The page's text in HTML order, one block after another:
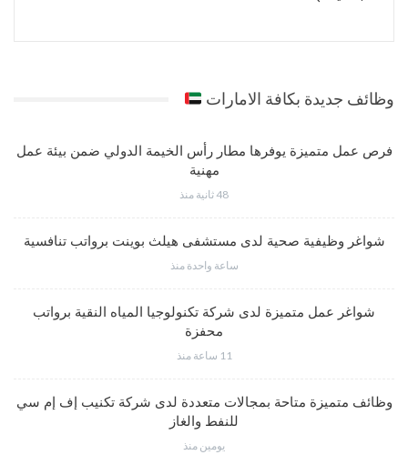
وظائف جديدة بكافة الامارات
فرص عمل متميزة يوفرها مطار رأس الخيمة الدولي ضمن بيئة عمل
مهنية
48 ثانية منذ
شواغر وظيفية صحية لدى مستشفى هيلث بوينت برواتب تنافسية
ساعة واحدة منذ
شواغر عمل متميزة لدى شركة تكنولوجيا المياه النقية برواتب
محفزة
11 ساعة منذ
وظائف متميزة متاحة بمجالات متعددة لدى شركة تكنيب إف إم سي
للنفط والغاز
يومين منذ